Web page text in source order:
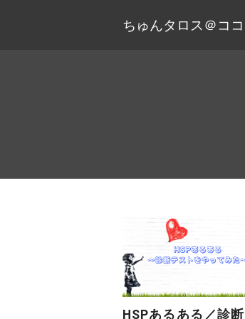
ちゅんタロス＠コ
HSPあるある／診